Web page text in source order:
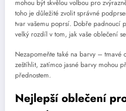
mohou být skvělou volbou pro
toho je důležité zvolit správné
tvar vašemu poprsí. Dobře padnoucí
velký rozdíl v tom, jak vaše oblečení
Nezapomeňte také na barvy – tmavé
zeštíhlit, zatímco jasné barvy mohou
přednostem.
Nejlepší oblečení